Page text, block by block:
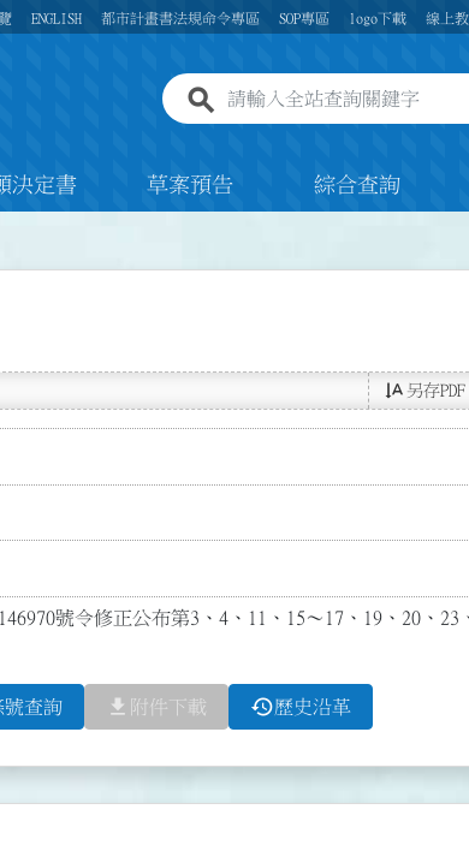
ENGLISH 都市計畫書法規命令專區 SOP專區 logo下載 線上
全站查詢關鍵字欄位
決定書 草案預告 綜合查詢
text_rotate_vertical 另存PDF
號令修正公布第3、4、11、15～17、19、20、23
號查詢 file_download 附件下載 history歷史沿革